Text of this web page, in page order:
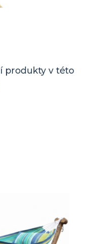
produkty v této